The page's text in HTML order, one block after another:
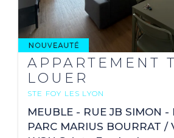
APPARTEMENT
LOUER
STE FOY LES LYON
79.81 M2
MEUBLE - RUE JB SIMON
PARC MARIUS BOURRAT /